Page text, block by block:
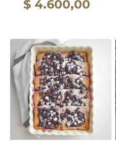
$ 4.600,00